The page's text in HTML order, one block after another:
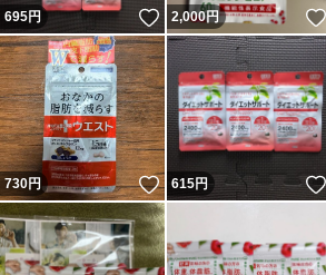
695円 いいね！
2,000円
730円 いいね！
615円